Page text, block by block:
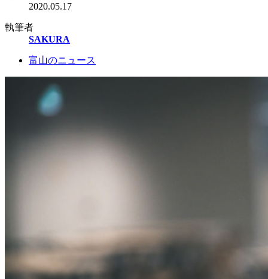
2020.05.17
執筆者
SAKURA
富山のニュース